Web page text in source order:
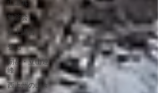
山道具
勉強会
机上講習
登山
剱岳・立山連
峰
西上州の山々